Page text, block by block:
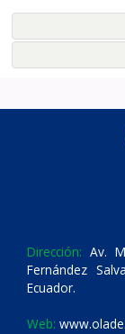
Dirección: Av.
Fernández
Ecuador.
Web: